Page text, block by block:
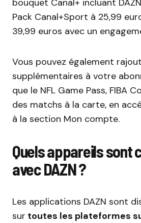
Pack Canal+Sport à 25,99
39,99 euros avec un
Vous pouvez également
supplémentaires à votre
que le NFL Game Pass, FIBA
des matchs à la carte, en
à la section Mon compte.
Quels appareils sont
avec DAZN ?
Les applications DAZN sont
sur toutes les plateformes